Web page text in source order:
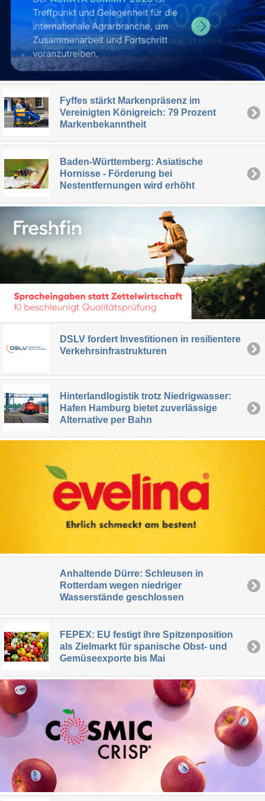
Fyffes stärkt Markenpräsenz im
Vereinigten Königreich: 79 Prozent
Markenbekanntheit
Baden-Württemberg: Asiatische
Hornisse - Förderung bei
Nestentfernungen wird erhöht
DSLV fordert Investitionen in resilientere
Verkehrsinfrastrukturen
Hinterlandlogistik trotz Niedrigwasser:
Hafen Hamburg bietet zuverlässige
Alternative per Bahn
Anhaltende Dürre: Schleusen in
Rotterdam wegen niedriger
Wasserstände geschlossen
FEPEX: EU festigt ihre Spitzenposition
als Zielmarkt für spanische Obst- und
Gemüseexporte bis Mai